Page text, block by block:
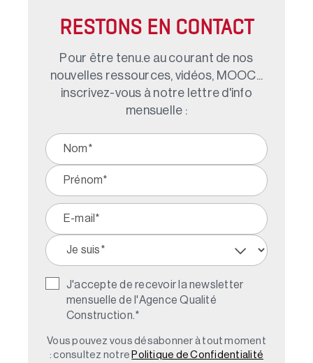
RESTONS EN CONTACT
Pour être tenu.e au courant de nos
nouvelles ressources, vidéos, MOOC...
inscrivez-vous à notre lettre d'info
mensuelle :
J'accepte de recevoir la newsletter
mensuelle de l'Agence Qualité
Construction. *
Vous pouvez vous désabonner à tout moment
: consultez notre Politique de Confidentialité